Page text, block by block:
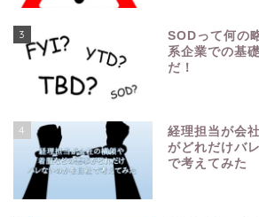
3
SODって何の
系企業での基
だ！
4
経理担当が会
がどれだけバ
で考えてみた